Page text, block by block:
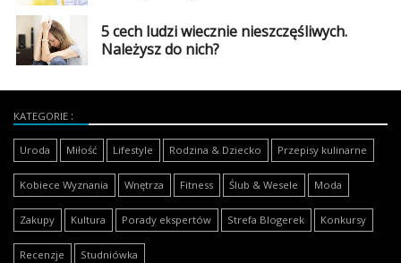
5 cech ludzi wiecznie nieszczęśliwych.
Należysz do nich?
KATEGORIE
Uroda Miłość Lifestyle Rodzina & Dziecko Przepisy kulinarne
Kobiece Wyznania Wnętrza Fitness Ślub & Wesele Moda
Zakupy Kultura Porady ekspertów Strefa Blogerek Konkursy
Recenzje Studniówka